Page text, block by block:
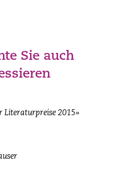
Sie auch
Literaturpreise 2015»